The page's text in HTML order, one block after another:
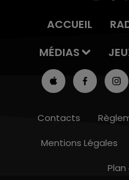
7h00 -
ACCUEIL
MÉDIAS
Contacts
Mentions Légales